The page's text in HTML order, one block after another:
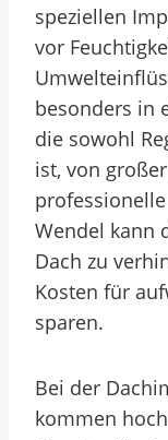
speziellen
vor
besonders in
die sowohl
ist, von
Wendel kann
Dach zu
Kosten für
sparen.
Bei der
kommen